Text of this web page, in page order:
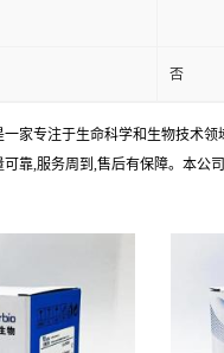
否
家专注于生命科学和生物技术
靠,服务周到,售后有保障。本公